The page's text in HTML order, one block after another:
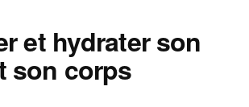
et hydrater son
son corps